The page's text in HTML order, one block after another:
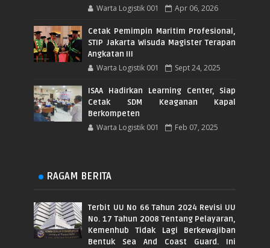
Warta Logistik 001 Apr 06, 2026
Cetak Pemimpin Maritim Profesional,
STIP Jakarta Wisuda Magister Terapan
Angkatan III
Warta Logistik 001 Sept 24, 2025
ISAA Hadirkan Learning Center, Siap
Cetak SDM Keaganan Kapal
Berkompeten
Warta Logistik 001 Feb 07, 2025
RAGAM BERITA
Terbit UU No 66 Tahun 2024 Revisi UU
No. 17 Tahun 2008 Tentang Pelayaran,
Kemenhub Tidak Lagi Berkewajiban
Bentuk Sea And Coast Guard. Ini